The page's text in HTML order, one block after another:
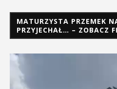
MATURZYSTA PRZEMEK
PRZYJECHAŁ… – ZOBACZ
Odtwarzacz